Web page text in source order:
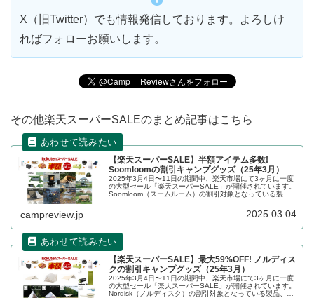
X（旧Twitter）でも情報発信しております。よろしけ
ればフォローお願いします。
その他楽天スーパーSALEのまとめ記事はこちら
【楽天スーパーSALE】半額アイテム多数!
Soomloomの割引キャンプグッズ（25年3月）
2025年3月4日〜11日の期間中、楽天市場にて3ヶ月に一度
の大型セール「楽天スーパーSALE」が開催されています。
Soomloom（スームルーム）の割引対象となっている製
campreview.jp 2025.03.04
【楽天スーパーSALE】最大59%OFF! ノルディス
クの割引キャンプグッズ（25年3月）
2025年3月4日〜11日の期間中、楽天市場にて3ヶ月に一度
の大型セール「楽天スーパーSALE」が開催されています。
Nordisk（ノルディスク）の割引対象となっている製品、販